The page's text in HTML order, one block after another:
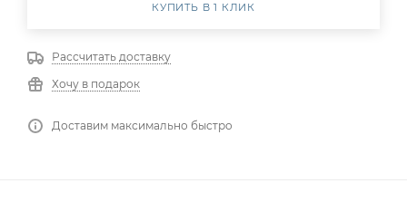
КУПИТЬ В 1 КЛИК
Рассчитать доставку
Хочу в подарок
Доставим максимально быстро